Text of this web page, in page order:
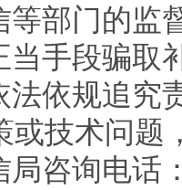
等部门的监
当手段骗取
法依规追究
或技术问题
咨询电话